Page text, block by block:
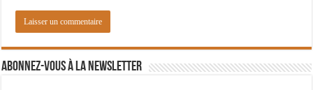
Abonnez-vous à la newsletter